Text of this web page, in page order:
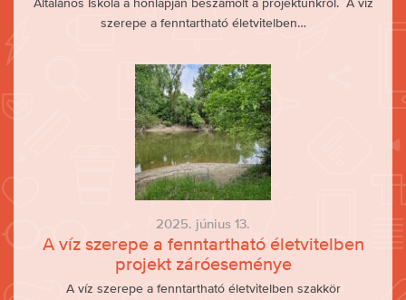
szerepe a fenntartható életvitelben…
2025. június 13.
A víz szerepe a fenntartható életvitelben
projekt záróeseménye
A víz szerepe a fenntartható életvitelben szakkör